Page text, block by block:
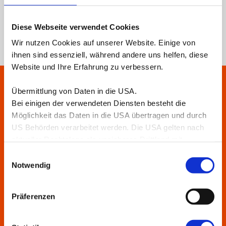
Diese Webseite verwendet Cookies
Wir nutzen Cookies auf unserer Website. Einige von
ihnen sind essenziell, während andere uns helfen, diese
Website und Ihre Erfahrung zu verbessern.
Übermittlung von Daten in die USA.
Bei einigen der verwendeten Diensten besteht die
Möglichkeit das Daten in die USA übertragen und durch
US Behörden verarbeitet werden. Die USA gelten nach
Nähere Informationen erhalten Sie in unserer
Notwendig
Präferenzen
Teilnehmerstimmen
„ATV ist das Beste, was ich nach Abschluss